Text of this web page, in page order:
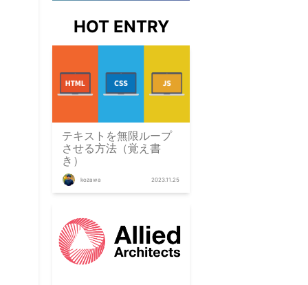
HOT ENTRY
テキストを無限ループ
させる方法（覚え書
き）
kozawa 2023.11.25